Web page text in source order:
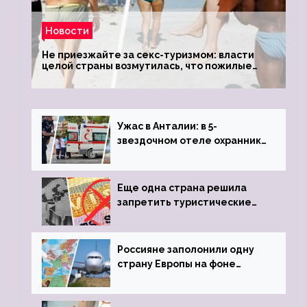
Новости
Не приезжайте за секс-туризмом: власти
целой страны возмутилась, что пожилые
туристки массово едут к ним, чтобы
обзавестись молодыми любовниками
Ужас в Анталии: в 5-
звездочном отеле охранник
пистолета
Еще одна страна решила
запретить туристические
Россияне заполонили одну
страну Европы на фоне
виз